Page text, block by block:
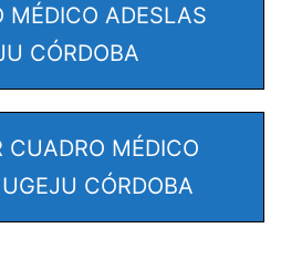
MÉDICO ADESLAS
CÓRDOBA
CUADRO MÉDICO
CÓRDOBA